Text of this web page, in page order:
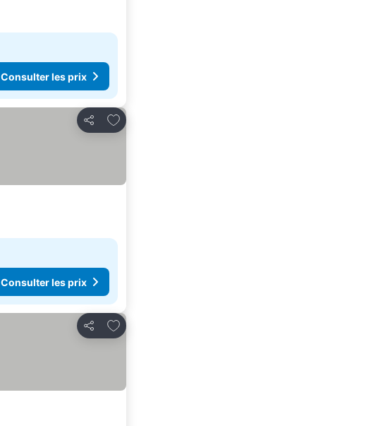
Consulter les prix
Partager
Ajouter à mes favoris
Consulter les prix
Partager
Ajouter à mes favoris